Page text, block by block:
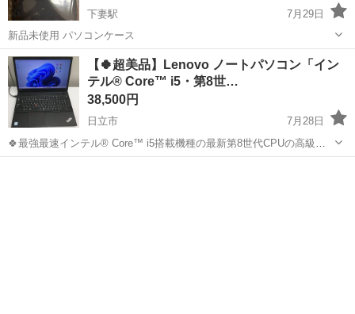
下妻駅
7月29日
新品未使用 パソコンケース
茨城 下妻市 下妻駅 ノートパソコン
【🍀超美品】Lenovo ノートパソコン「イン
テル® Core™ i5・第8世…
38,500円
日立市
7月28日
🍀最強最速インテル® Core™ i5搭載機種の最新第8世代CPUの高級機
種です！ 💛最新 Microsoft Office Professional2024インストール済み